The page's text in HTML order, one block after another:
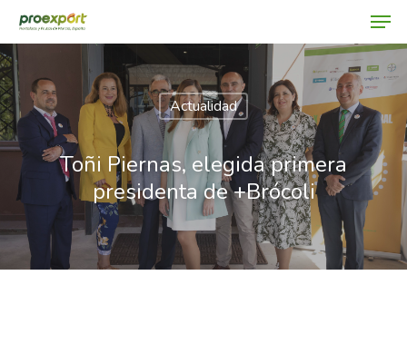
Hit enter to search or ESC to close
Actualidad
Toñi Piernas, elegida primera
presidenta de +Brócoli